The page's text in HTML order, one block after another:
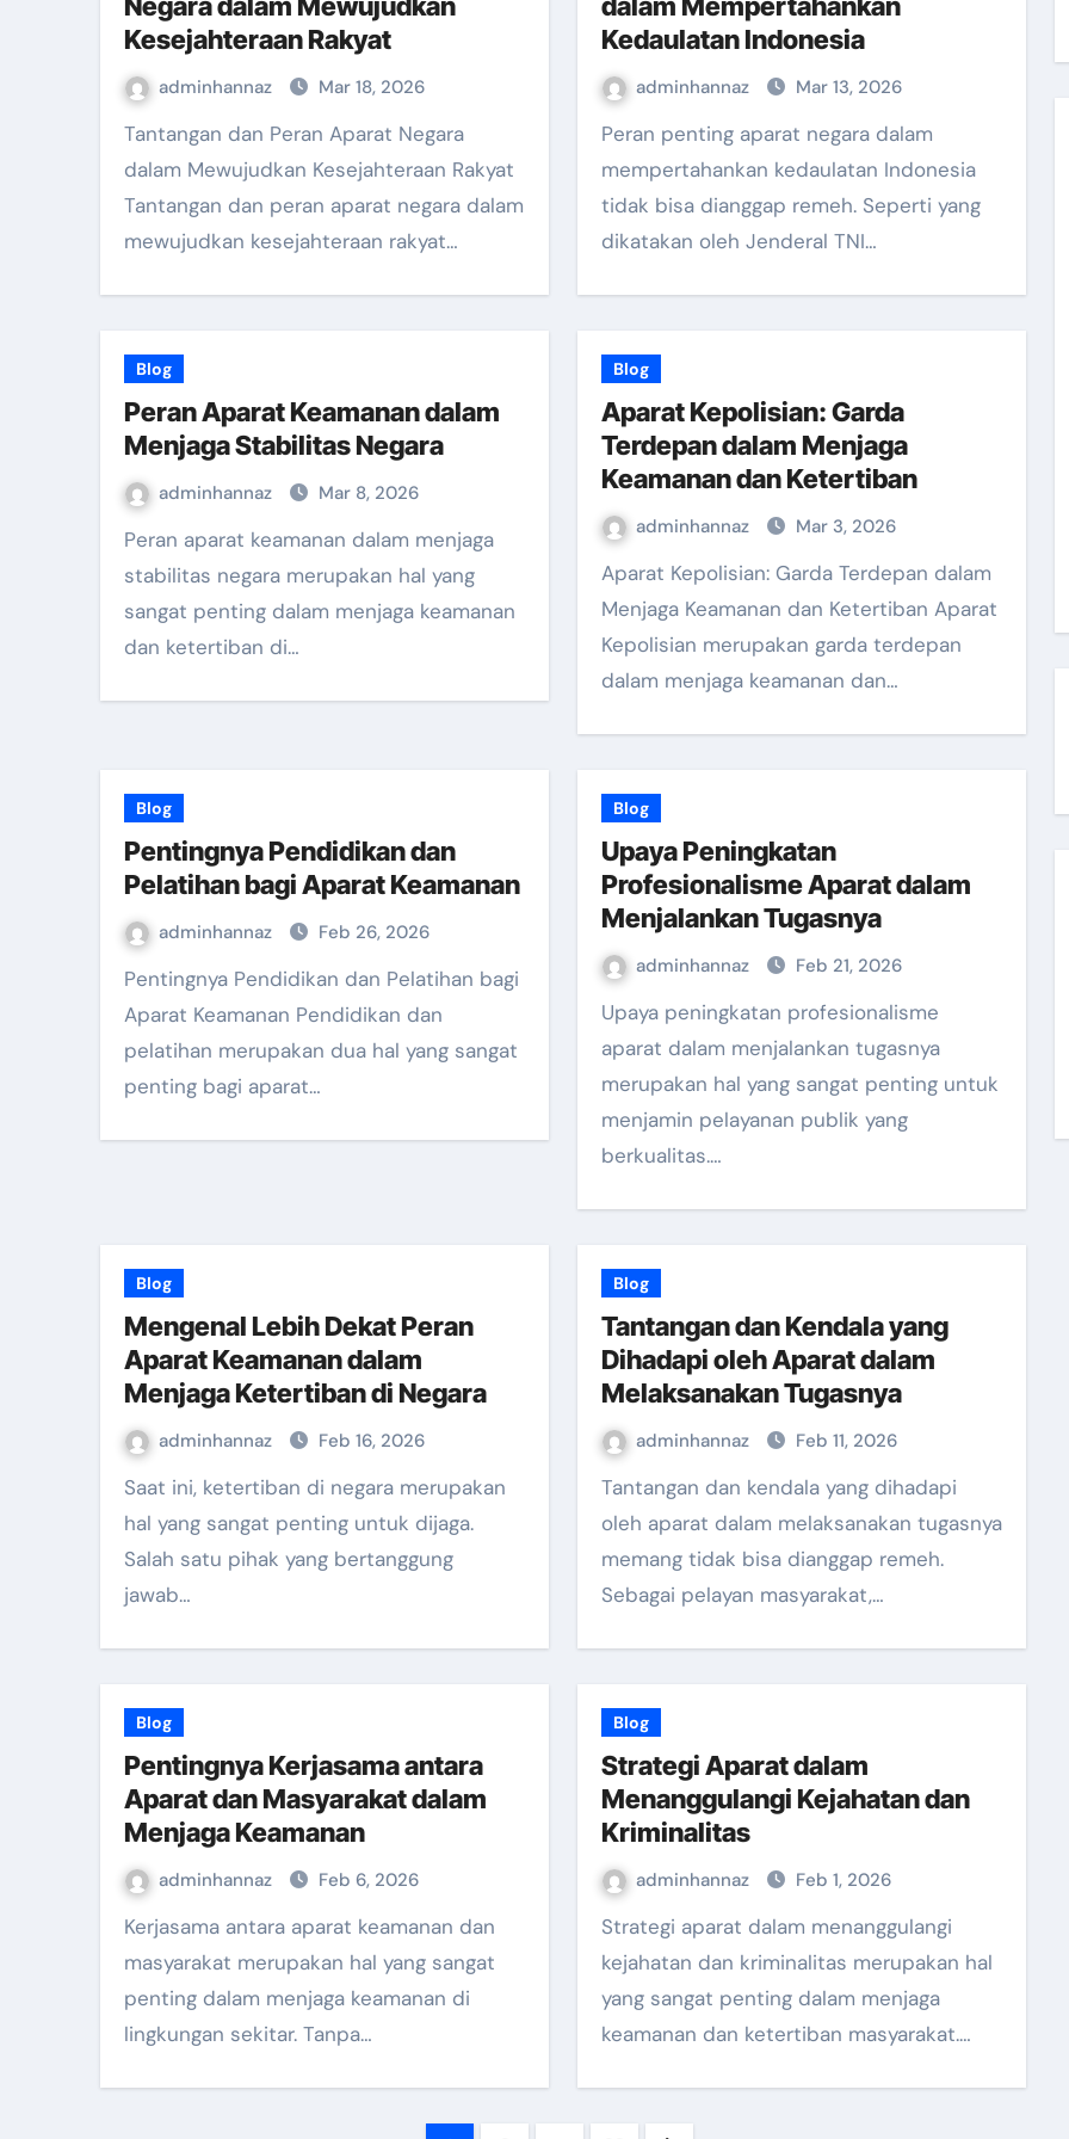
Kesejahteraan Rakyat
adminhannaz Mar 18, 2026
Tantangan dan Peran Aparat Negara
dalam Mewujudkan Kesejahteraan Rakyat
Tantangan dan peran aparat negara dalam
mewujudkan kesejahteraan rakyat…
Kedaulatan Indonesia
adminhannaz Mar 13, 2026
Peran penting aparat negara dalam
mempertahankan kedaulatan Indonesia
tidak bisa dianggap remeh. Seperti yang
dikatakan oleh Jenderal TNI…
Blog
Peran Aparat Keamanan dalam
Menjaga Stabilitas Negara
adminhannaz Mar 8, 2026
Peran aparat keamanan dalam menjaga
stabilitas negara merupakan hal yang
sangat penting dalam menjaga keamanan
dan ketertiban di…
Blog
Aparat Kepolisian: Garda
Terdepan dalam Menjaga
Keamanan dan Ketertiban
adminhannaz Mar 3, 2026
Aparat Kepolisian: Garda Terdepan dalam
Menjaga Keamanan dan Ketertiban Aparat
Kepolisian merupakan garda terdepan
dalam menjaga keamanan dan…
Blog
Pentingnya Pendidikan dan
Pelatihan bagi Aparat Keamanan
adminhannaz Feb 26, 2026
Pentingnya Pendidikan dan Pelatihan bagi
Aparat Keamanan Pendidikan dan
pelatihan merupakan dua hal yang sangat
penting bagi aparat…
Blog
Upaya Peningkatan
Profesionalisme Aparat dalam
Menjalankan Tugasnya
adminhannaz Feb 21, 2026
Upaya peningkatan profesionalisme
aparat dalam menjalankan tugasnya
merupakan hal yang sangat penting untuk
menjamin pelayanan publik yang
berkualitas.…
Blog
Mengenal Lebih Dekat Peran
Aparat Keamanan dalam
Menjaga Ketertiban di Negara
adminhannaz Feb 16, 2026
Saat ini, ketertiban di negara merupakan
hal yang sangat penting untuk dijaga.
Salah satu pihak yang bertanggung
jawab…
Blog
Tantangan dan Kendala yang
Dihadapi oleh Aparat dalam
Melaksanakan Tugasnya
adminhannaz Feb 11, 2026
Tantangan dan kendala yang dihadapi
oleh aparat dalam melaksanakan tugasnya
memang tidak bisa dianggap remeh.
Sebagai pelayan masyarakat,…
Blog
Pentingnya Kerjasama antara
Aparat dan Masyarakat dalam
Menjaga Keamanan
adminhannaz Feb 6, 2026
Kerjasama antara aparat keamanan dan
masyarakat merupakan hal yang sangat
penting dalam menjaga keamanan di
lingkungan sekitar. Tanpa…
Blog
Strategi Aparat dalam
Menanggulangi Kejahatan dan
Kriminalitas
adminhannaz Feb 1, 2026
Strategi aparat dalam menanggulangi
kejahatan dan kriminalitas merupakan hal
yang sangat penting dalam menjaga
keamanan dan ketertiban masyarakat.…